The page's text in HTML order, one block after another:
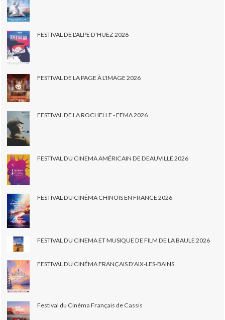
FESTIVAL DE L'ALPE D'HUEZ 2026
FESTIVAL DE LA PAGE À L'IMAGE 2026
FESTIVAL DE LA ROCHELLE - FEMA 2026
FESTIVAL DU CINEMA AMÉRICAIN DE DEAUVILLE 2026
FESTIVAL DU CINÉMA CHINOIS EN FRANCE 2026
FESTIVAL DU CINEMA ET MUSIQUE DE FILM DE LA BAULE 2026
FESTIVAL DU CINÉMA FRANÇAIS D'AIX-LES-BAINS
Festival du Cinéma Français de Cassis